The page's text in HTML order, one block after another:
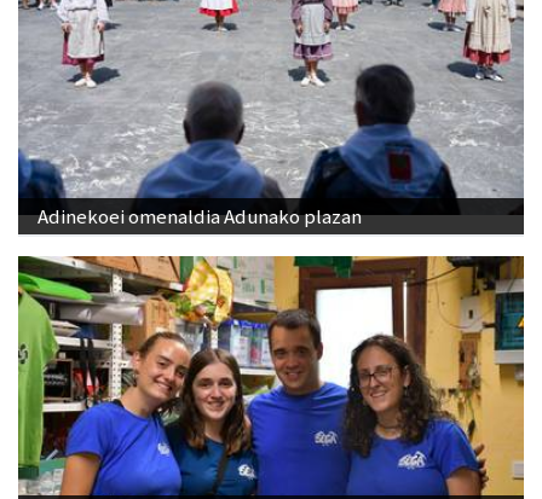
Adinekoei omenaldia Adunako plazan